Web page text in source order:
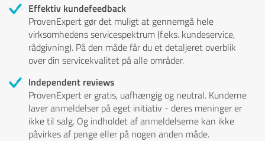
Effektiv kundefeedback
ProvenExpert gør det muligt at gennemgå hele
virksomhedens servicespektrum (f.eks. kundeservice,
rådgivning). På den måde får du et detaljeret overblik
over din servicekvalitet på alle områder.
Independent reviews
ProvenExpert er gratis, uafhængig og neutral. Kunderne
laver anmeldelser på eget initiativ - deres meninger er
ikke til salg. Og indholdet af anmeldelserne kan ikke
påvirkes af penge eller på nogen anden måde.